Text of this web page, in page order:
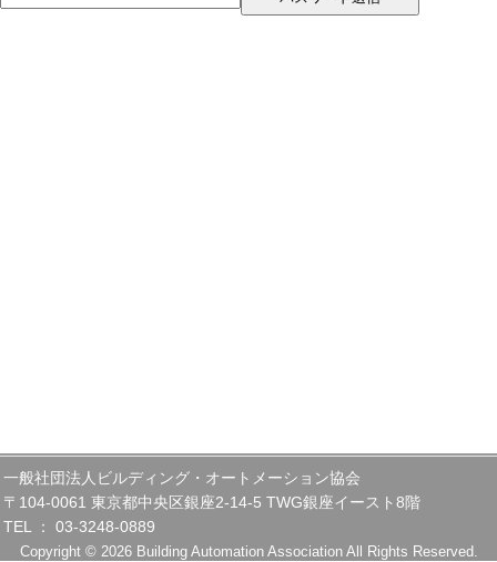
一般社団法人ビルディング・オートメーション協会
〒104-0061 東京都中央区銀座2-14-5 TWG銀座イースト8階
TEL ： 03-3248-0889
Copyright © 2026 Building Automation Association All Rights Reserved.